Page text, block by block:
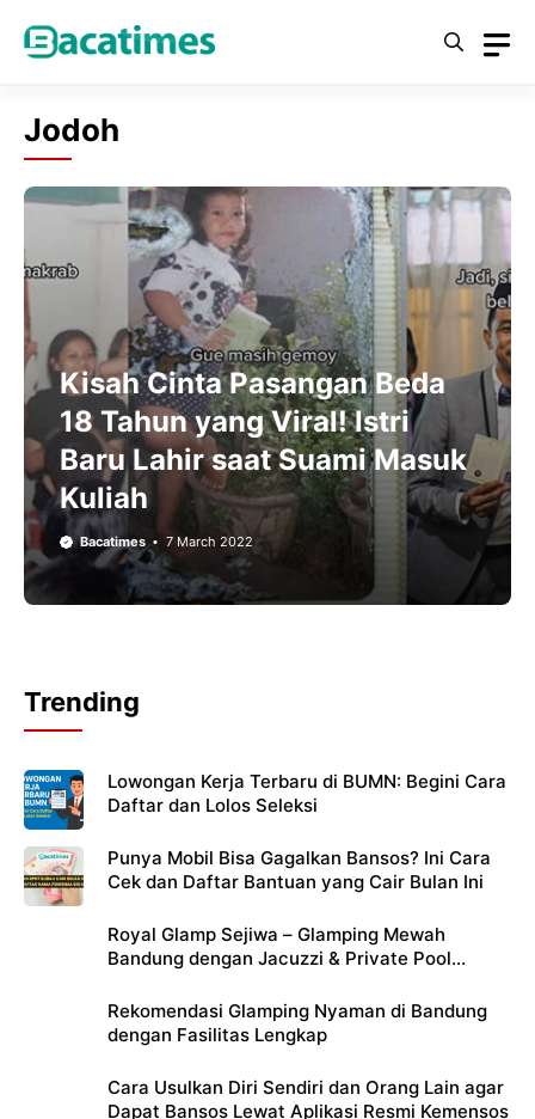
Jodoh
Kisah Cinta Pasangan Beda
18 Tahun yang Viral! Istri
Baru Lahir saat Suami Masuk
Kuliah
Bacatimes 7 March 2022
Trending
Lowongan Kerja Terbaru di BUMN: Begini Cara
Daftar dan Lolos Seleksi
Punya Mobil Bisa Gagalkan Bansos? Ini Cara
Cek dan Daftar Bantuan yang Cair Bulan Ini
Royal Glamp Sejiwa – Glamping Mewah
Bandung dengan Jacuzzi & Private Pool
Rekomendasi Glamping Nyaman di Bandung
dengan Fasilitas Lengkap
Cara Usulkan Diri Sendiri dan Orang Lain agar
Dapat Bansos Lewat Aplikasi Resmi Kemensos